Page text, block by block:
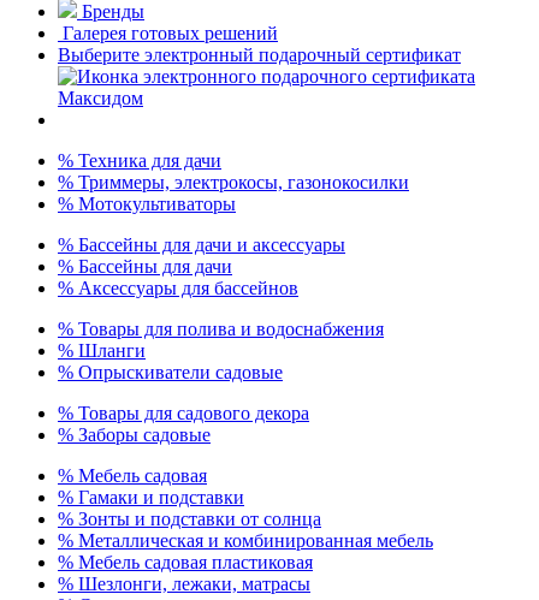
Бренды
Галерея готовых решений
Выберите электронный подарочный сертификат
% Техника для дачи
% Триммеры, электрокосы, газонокосилки
% Мотокультиваторы
% Бассейны для дачи и аксессуары
% Бассейны для дачи
% Аксессуары для бассейнов
% Товары для полива и водоснабжения
% Шланги
% Опрыскиватели садовые
% Товары для садового декора
% Заборы садовые
% Мебель садовая
% Гамаки и подставки
% Зонты и подставки от солнца
% Металлическая и комбинированная мебель
% Мебель садовая пластиковая
% Шезлонги, лежаки, матрасы